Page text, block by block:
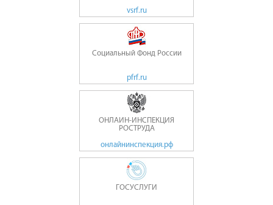
vsrf.ru
Социальный Фонд России
pfrf.ru
ОНЛАЙН-ИНСПЕКЦИЯ
РОСТРУДА
онлайнинспекция.рф
ГОСУСЛУГИ